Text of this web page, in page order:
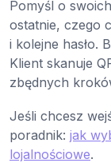
Pomyśl o
ostatnie, czego
i kolejne hasło.
Klient skanuje
zbędnych
Jeśli chcesz
poradnik: jak
lojalnościowe.